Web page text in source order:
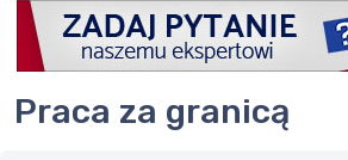
Praca za granicą